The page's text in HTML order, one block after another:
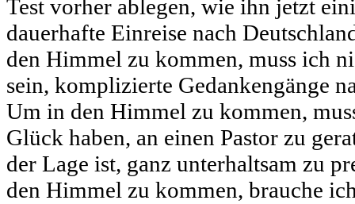
Test vorher ablegen, wie ihn jetzt
dauerhafte Einreise nach
den Himmel zu kommen, muss ich
sein, komplizierte Gedankengänge
Um in den Himmel zu kommen,
Glück haben, an einen Pastor zu
der Lage ist, ganz unterhaltsam zu
den Himmel zu kommen, brauche